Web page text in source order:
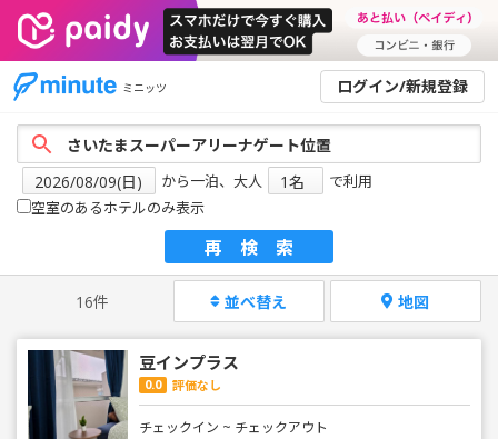
ミニッツ ログイン/新規登録
から一泊、大人
で利用
空室のあるホテルのみ表示
再検索
16件 並べ替え 地図
豆インプラス
0.0 評価なし
チェックイン ~ チェックアウト